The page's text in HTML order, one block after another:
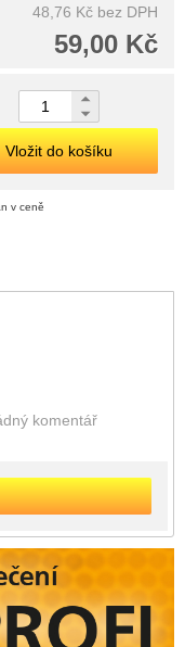
48,76 Kč bez DPH
59,00 Kč
Vložit do košíku
v ceně
komentář